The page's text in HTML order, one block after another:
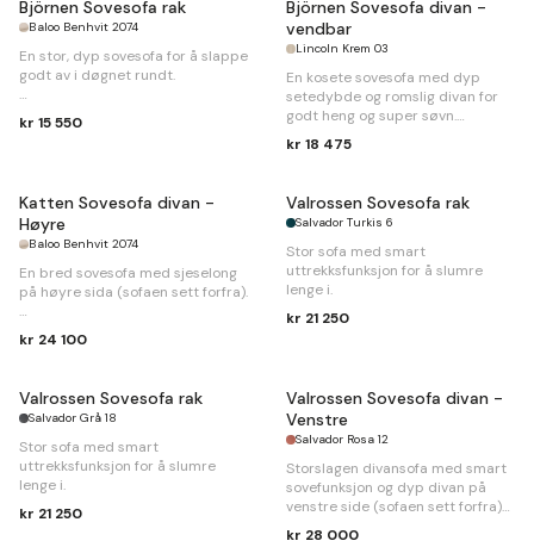
Björnen Sovesofa rak
Baloo Benhvit 2074
En stor, dyp sovesofa for å slappe
godt av i døgnet rundt.
Sengemål 160 x 198cm
kr 15 550
Björnen Sovesofa divan -
vendbar
Lincoln Krem 03
En kosete sovesofa med dyp
setedybde og romslig divan for
godt heng og super søvn.
B280 xD
kr 18 475
Katten Sovesofa divan -
Høyre
Baloo Benhvit 2074
En bred sovesofa med sjeselong
på høyre sida (sofaen sett forfra).
Sengemål 140 x 242cm
kr 24 100
Valrossen Sovesofa rak
Salvador Turkis 6
Stor sofa med smart
uttrekksfunksjon for å slumre
lenge i.
kr 21 250
Valrossen Sovesofa rak
Salvador Grå 18
Stor sofa med smart
uttrekksfunksjon for å slumre
lenge i.
kr 21 250
Valrossen Sovesofa divan -
Venstre
Salvador Rosa 12
Storslagen divansofa med smart
sovefunksjon og dyp divan på
venstre side (sofaen sett forfra)
kr 28 000